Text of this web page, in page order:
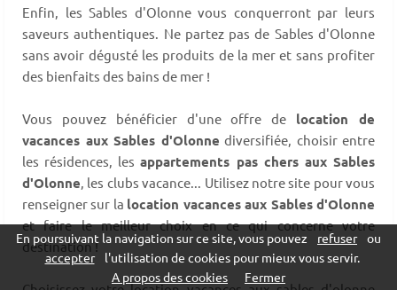
Enfin, les Sables d'Olonne vous conquerront par leurs
saveurs authentiques. Ne partez pas de Sables d'Olonne
sans avoir dégusté les produits de la mer et sans profiter
des bienfaits des bains de mer !
Vous pouvez bénéficier d'une offre de location de
vacances aux Sables d'Olonne diversifiée, choisir entre
les résidences, lesappartements pas chers aux Sables
d'Olonne , les clubs vacance... Utilisez notre site pour vous
renseigner sur la location vacances aux Sables d'Olonne
et faire le meilleur choix en ce qui concerne votre
destination !
En poursuivant la navigation sur ce site, vous pouvez refuser
ou
accepter
l'utilisation de cookies pour mieux vous servir.
A propos des cookies
Fermer